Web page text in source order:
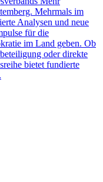
Mehrmals im
Analysen und neue
für die
im Land geben. Ob
oder direkte
bietet fundierte